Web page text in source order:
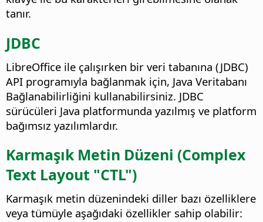
tanır.
JDBC
LibreOffice ile çalışırken bir veri tabanına (JDBC)
API programıyla bağlanmak için, Java Veritabanı
Bağlanabilirliğini kullanabilirsiniz. JDBC
sürücüleri Java platformunda yazılmış ve platform
bağımsız yazılımlardır.
Karmaşık Metin Düzeni (Complex
Text Layout "CTL")
Karmaşık metin düzenindeki diller bazı özelliklere
veya tümüyle aşağıdaki özellikler sahip olabilir: